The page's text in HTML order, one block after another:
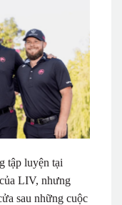
tập luyện tại
LIV, nhưng
sau những cuộc